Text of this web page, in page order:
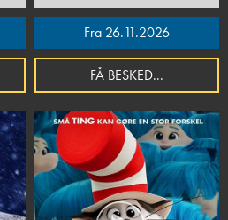
Fra 26.11.2026
FÅ BESKED...